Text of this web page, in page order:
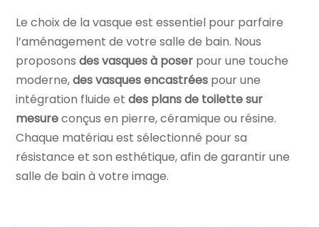
Le choix de la vasque est essentiel pour parfaire
l’aménagement de votre salle de bain. Nous
proposonsdes vasques à poser pour une touche
moderne,des vasques encastrées pour une
intégration fluide et des plans de toilette sur
mesureconçus en pierre, céramique ou résine.
Chaque matériau est sélectionné pour sa
résistance et son esthétique, afin de garantir une
salle de bain à votre image.